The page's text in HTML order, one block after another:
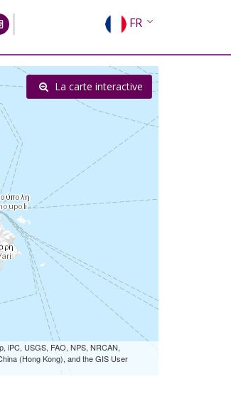
FR
EN
EL
RU
iPC, USGS, FAO, NPS, NRCAN,
(Hong Kong), and the GIS User
La carte interactive